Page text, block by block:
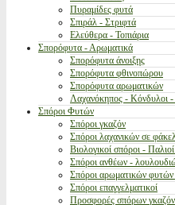
Πυραμίδες φυτά
Σπιράλ - Στριφτά
Ελεύθερα - Τοπιάρια
Σπορόφυτα - Αρωματικά
Σπορόφυτα άνοιξης
Σπορόφυτα φθινοπώρου
Σπορόφυτα αρωματικών
Λαχανόκηπος - Κόνδυλοι
Σπόροι Φυτών
Σπόροι γκαζόν
Σπόροι λαχανικών σε
Βιολογικοί σπόροι -
Σπόροι ανθέων -
Σπόροι αρωματικών
Σπόροι επαγγελματικοί
Προσφορές σπόρων γκαζόν